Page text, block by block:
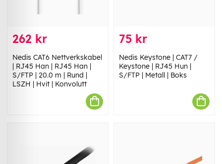
262 kr
Nedis CAT6 Nettverkskabel
| RJ45 Han | RJ45 Han |
S/FTP | 20.0 m | Rund |
LSZH | Hvit | Konvolutt
75 kr
Nedis Keystone | CAT7 /
Keystone | RJ45 Hun |
S/FTP | Metall | Boks